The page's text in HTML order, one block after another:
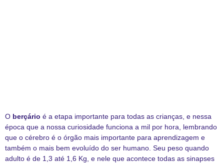
O berçário é a etapa importante para todas as crianças, e nessa
época que a nossa curiosidade funciona a mil por hora, lembrando
que o cérebro é o órgão mais importante para aprendizagem e
também o mais bem evoluído do ser humano. Seu peso quando
adulto é de 1,3 até 1,6 Kg, e nele que acontece todas as sinapses